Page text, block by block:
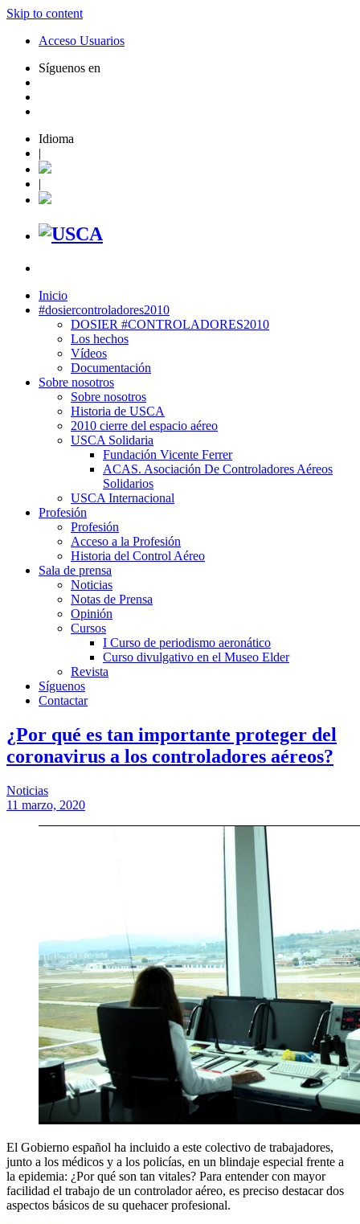
Skip to content
Acceso Usuarios
Síguenos en
Idioma
|
|
Inicio
#dosiercontroladores2010
DOSIER #CONTROLADORES2010
Los hechos
Vídeos
Documentación
Sobre nosotros
Sobre nosotros
Historia de USCA
2010 cierre del espacio aéreo
USCA Solidaria
Fundación Vicente Ferrer
ACAS. Asociación De Controladores Aéreos
Solidarios
USCA Internacional
Profesión
Profesión
Acceso a la Profesión
Historia del Control Aéreo
Sala de prensa
Noticias
Notas de Prensa
Opinión
Cursos
I Curso de periodismo aeronático
Curso divulgativo en el Museo Elder
Revista
Síguenos
Contactar
¿Por qué es tan importante proteger del
coronavirus a los controladores aéreos?
Noticias
11 marzo, 2020
El Gobierno español ha incluido a este colectivo de trabajadores,
junto a los médicos y a los policías, en un blindaje especial frente a
la epidemia: ¿Por qué son tan vitales? Para entender con mayor
facilidad el trabajo de un controlador aéreo, es preciso destacar dos
aspectos básicos de su quehacer profesional.